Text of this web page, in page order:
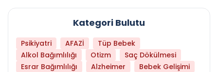
Kategori Bulutu
Psikiyatri AFAZİ
Tüp Bebek
Alkol Bağımlılığı
Otizm
Saç Dökülmesi
Esrar Bağımlılığı
Alzheimer
Bebek Gelişimi